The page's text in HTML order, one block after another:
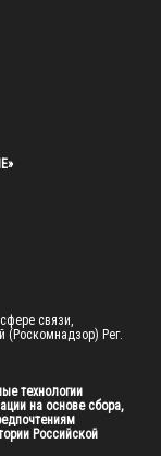
связи,
(Роскомнадзор) Рег.
технологии
на основе сбора,
Российской